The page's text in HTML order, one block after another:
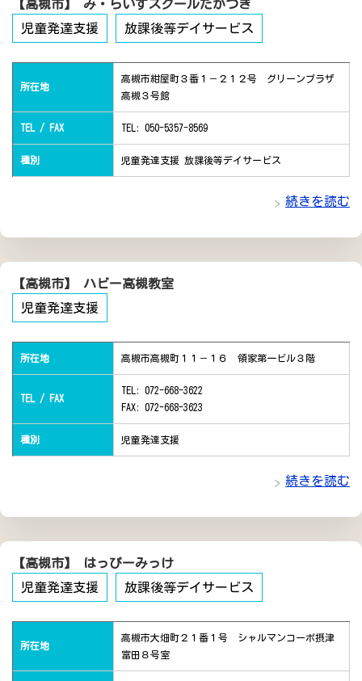
【高槻市】 み・らいずスクールたかつき
児童発達支援
放課後等デイサービス
所在地
高槻市紺屋町３番１－２１２号 グリーンプラザ
高槻３号館
TEL / FAX TEL: 050-5357-8569
種別 児童発達支援 放課後等デイサービス
続きを読む
【高槻市】 ハビー高槻教室
児童発達支援
所在地 高槻市高槻町１１－１６ 領家第一ビル３階
TEL / FAX
TEL: 072-668-3622
FAX: 072-668-3623
種別 児童発達支援
続きを読む
【高槻市】 はっぴーみっけ
児童発達支援
放課後等デイサービス
所在地
高槻市大畑町２１番１号 シャルマンコーポ摂津
富田８号室